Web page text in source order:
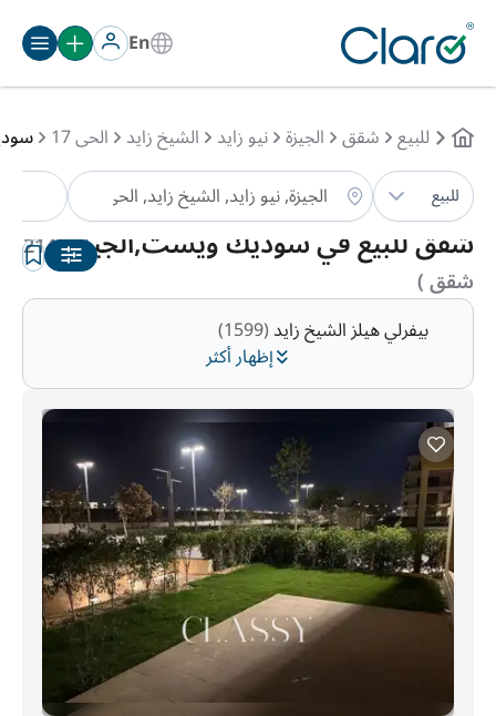
En
للبيع شقق الجيزة نيو زايد الشيخ زايد الحى 17
للبيع
شقق للبيع في سوديك ويست,الجيزة(214
شقق )
الترتيب:تلقائي
إظهار أكثر
بيفرلي هيلز الشيخ زايد(1599)